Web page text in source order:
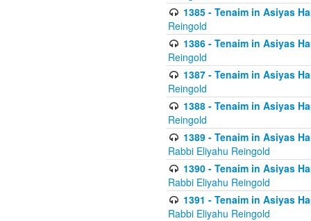
1385 - Tenaim in Asiyas
Reingold
1386 - Tenaim in Asiyas
Reingold
1387 - Tenaim in Asiyas
Reingold
1388 - Tenaim in Asiyas
Reingold
1389 - Tenaim in Asiyas
Rabbi Eliyahu Reingold
1390 - Tenaim in Asiyas
Rabbi Eliyahu Reingold
1391 - Tenaim in Asiyas
Rabbi Eliyahu Reingold